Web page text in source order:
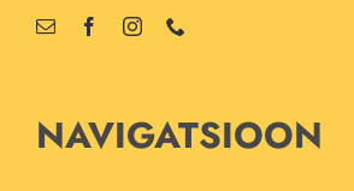
NAVIGATSIOON